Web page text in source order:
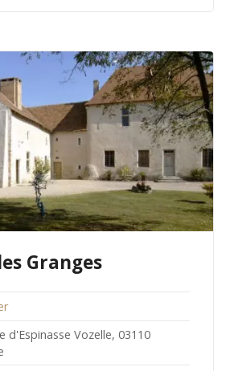
Granges
d'Espinasse Vozelle, 03110